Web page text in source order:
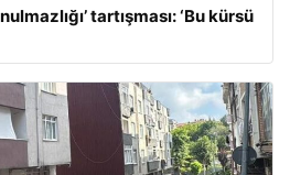
tartışması: ‘Bu kürsü